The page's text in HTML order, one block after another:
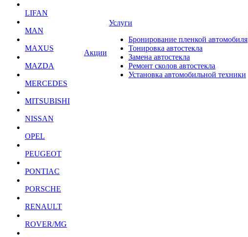
LIFAN
MAN
MAXUS
MAZDA
MERCEDES
MITSUBISHI
NISSAN
OPEL
PEUGEOT
PONTIAC
PORSCHE
RENAULT
ROVER/MG
Акции
Услуги
Бронирование пленкой автомобиля
Тонировка автостекла
Замена автостекла
Ремонт сколов автостекла
Установка автомобильной техники